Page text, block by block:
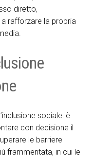
diretto,
rafforzare la propria
sociale: è
con decisione il
le barriere
frammentata, in cui le